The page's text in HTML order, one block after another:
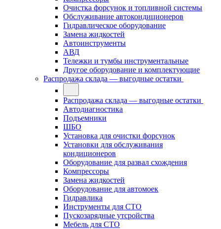
Очистка форсунок и топливной системы
Обслуживание автокондиционеров
Гидравлическое оборудование
Замена жидкостей
Автоинструменты
АВД
Тележки и тумбы инструментальные
Другое оборудование и комплектующие
Распродажа склада — выгодные остатки
Распродажа склада — выгодные остатки
Автодиагностика
Подъемники
ШБО
Установка для очистки форсунок
Установки для обслуживания
кондиционеров
Оборудование для развал схождения
Компрессоры
Замена жидкостей
Оборудование для автомоек
Гидравлика
Инструменты для СТО
Пускозарядные утсройства
Мебель для СТО